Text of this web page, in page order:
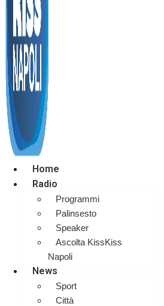
Home
Radio
Programmi
Palinsesto
Speaker
Ascolta KissKiss
Napoli
News
Sport
Città